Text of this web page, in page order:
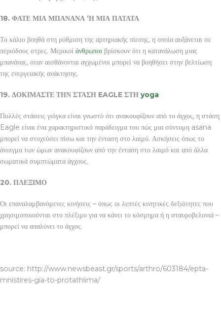
18. ΦΑΤΕ ΜΙΑ ΜΠΑΝΑΝΑ ‘Η ΜΙΑ ΠΑΤΑΤΑ
Το κάλιο βοηθά στη ρύθμιση της αρτηριακής πίεσης, η οποία αυξάνεται σε
περιόδους στρες. Μερικοί άνθρωποι βρίσκουν ότι η κατανάλωση μιας
μπανάνας, όταν αισθάνονται αγχωμένοι μπορεί να βοηθήσει στην βελτίωση
της ενεργειακής ανάκτησης.
19. ΔΟΚΙΜΑΣΤΕ ΤΗΝ ΣΤΑΣΗ EAGLE ΣΤΗ yoga
Πολλές στάσεις γιόγκα είναι γνωστό ότι ανακουφίζουν από το άγχος, η στάση
Eagle είναι ένα χαρακτηριστικό παράδειγμα του πώς μια σύντομη asana
μπορεί να στοχεύσει πίσω και την ένταση στο λαιμό. Ασκήσεις όπως το
άνοιγμα των ώμων ανακουφίζουν από την ένταση στο λαιμό και από άλλα
σωματικά συμπτώματα άγχους.
20. ΠΛΕΞΙΜΟ
Οι επαναλαμβανόμενες κινήσεις – όπως οι λεπτές κινητικές δεξιότητες που
χρησιμοποιούνται στο πλέξιμο για να κάνει το κόσμημα ή η σταυροβελονιά –
μπορεί να απαλύνει το άγχος.
source: http://www.newsbeast.gr/sports/arthro/603184/epta-
mnistires-gia-to-protathlima/